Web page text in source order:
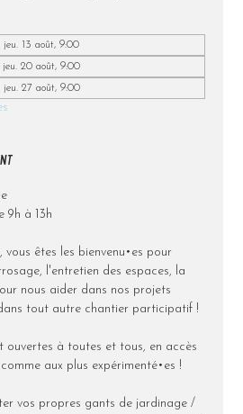
jeu. 13 août, 9:00
jeu. 20 août, 9:00
jeu. 27 août, 9:00
9h à 13h
vous êtes les bienvenu•es pour
l'entretien des espaces, la
nous aider dans nos projets
tout autre chantier participatif !
ouvertes à toutes et tous, en accès
aux plus expérimenté•es !
vos propres gants de jardinage /